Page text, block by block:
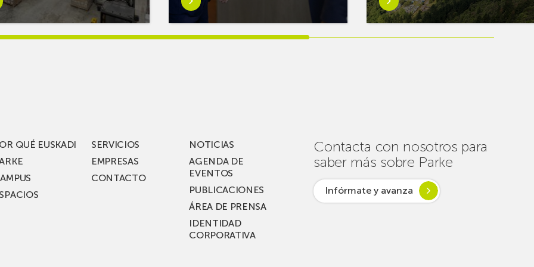
más
sobreMikel
Jauregi
de su
inversión total de
36
millones, busca impulsar desde
más
sobreEuskaltel
realiza
garantizar
la
conectividad
en
QUÉ EUSKADI
SERVICIOS
EMPRESAS
CONTACTO
NOTICIAS
AGENDA DE
EVENTOS
PUBLICACIONES
ÁREA DE PRENSA
IDENTIDAD
CORPORATIVA
Contacta con nosotros para
saber más sobre Parke
Infórmate y avanza